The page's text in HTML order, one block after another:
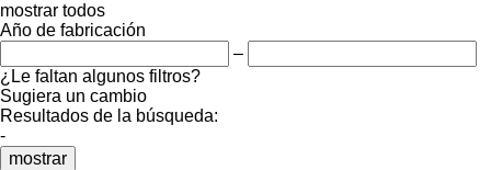
mostrar todos
Año de fabricación
–
¿Le faltan algunos filtros?
Sugiera un cambio
Resultados de la búsqueda:
-
mostrar